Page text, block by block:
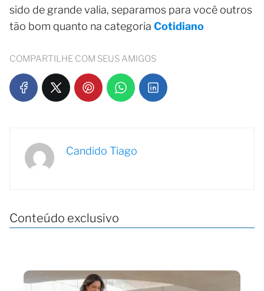
sido de grande valia, separamos para você outros
tão bom quanto na categoria Cotidiano
COMPARTILHE COM SEUS AMIGOS
Candido Tiago
Conteúdo exclusivo